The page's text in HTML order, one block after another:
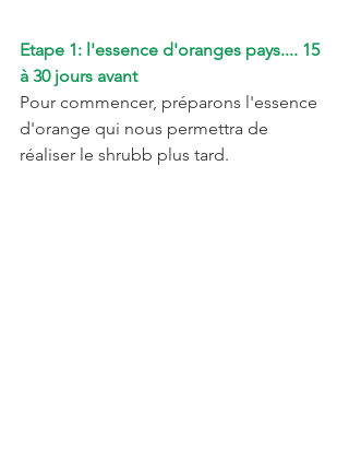
Etape 1: l'essence d'oranges pays.... 15
à 30 jours avant
Pour commencer, préparons l'essence
d'orange qui nous permettra de
réaliser le shrubb plus tard.